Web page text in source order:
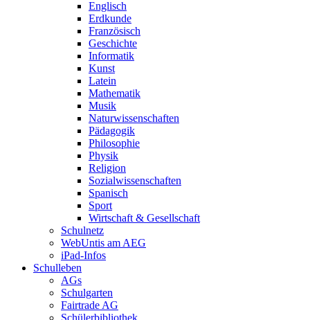
Englisch
Erdkunde
Französisch
Geschichte
Informatik
Kunst
Latein
Mathematik
Musik
Naturwissenschaften
Pädagogik
Philosophie
Physik
Religion
Sozialwissenschaften
Spanisch
Sport
Wirtschaft & Gesellschaft
Schulnetz
WebUntis am AEG
iPad-Infos
Schulleben
AGs
Schulgarten
Fairtrade AG
Schülerbibliothek